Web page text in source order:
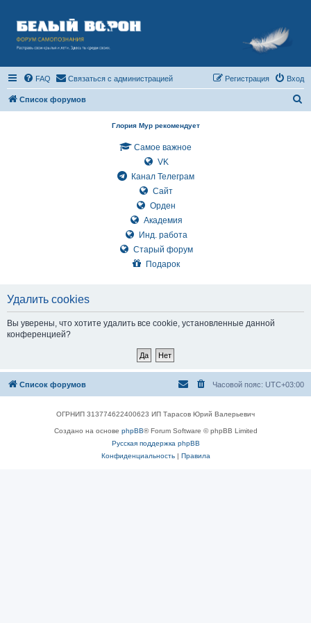
FAQ Связаться с администрацией Вход
Регистрация
Список форумов
Глория Мур рекомендует
Самое важное
VK
Канал Телеграм
Сайт
Орден
Академия
Инд. работа
Старый форум
Подарок
Удалить cookies
Вы уверены, что хотите удалить все cookie, установленные данной
конференцией?
Список форумов Часовой пояс: UTC+03:00
ОГРНИП 313774622400623 ИП Тарасов Юрий Валерьевич
Создано на основе phpBB® Forum Software © phpBB Limited
Русская поддержка phpBB
Конфиденциальность| Правила